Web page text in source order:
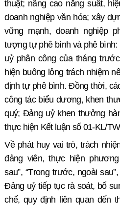
thuật; nâng cao năng suất,
doanh nghiệp văn hóa; xây
vững mạnh, doanh nghiệp
tượng tự phê bình và phê
uỷ phân công của tháng
hiện buông lỏng trách nhiệm
định tự phê bình. Đồng thời,
công tác biểu dương, khen
quý; Đảng uỷ khen thưởng
thực hiện Kết luận số 01-KL/
Về phát huy vai trò, trách
đảng viên, thực hiện
sau”, “Trong trước, ngoài sau”,
Đảng uỷ tiếp tục rà soát, bổ
chế, quy định liên quan đến